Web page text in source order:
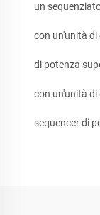
un
con un'unità di
di potenza
con un'unità di
sequencer di